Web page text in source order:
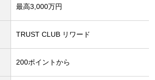
最高3,000万円
TRUST CLUB リワード
200ポイントから